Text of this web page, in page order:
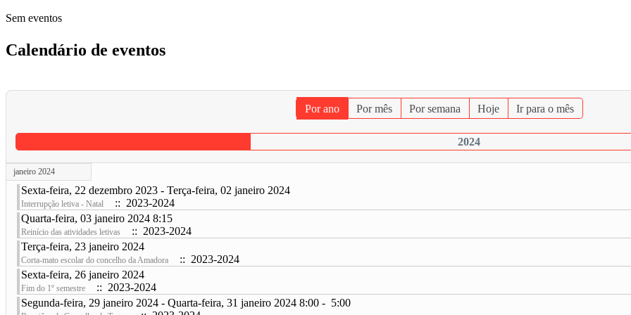
Sem eventos
Calendário de eventos
Por ano Por mês Por semana Hoje Ir para o mês
2024
janeiro 2024
Sexta-feira, 22 dezembro 2023 - Terça-feira, 02 janeiro 2024
Interrupção letiva - Natal
:: 2023-2024
Quarta-feira, 03 janeiro 2024 8:15
Reinício das atividades letivas
:: 2023-2024
Terça-feira, 23 janeiro 2024
Corta-mato escolar do concelho da Amadora
:: 2023-2024
Sexta-feira, 26 janeiro 2024
Fim do 1º semestre
:: 2023-2024
Segunda-feira, 29 janeiro 2024 - Quarta-feira, 31 janeiro 2024 8:00 - 5:00